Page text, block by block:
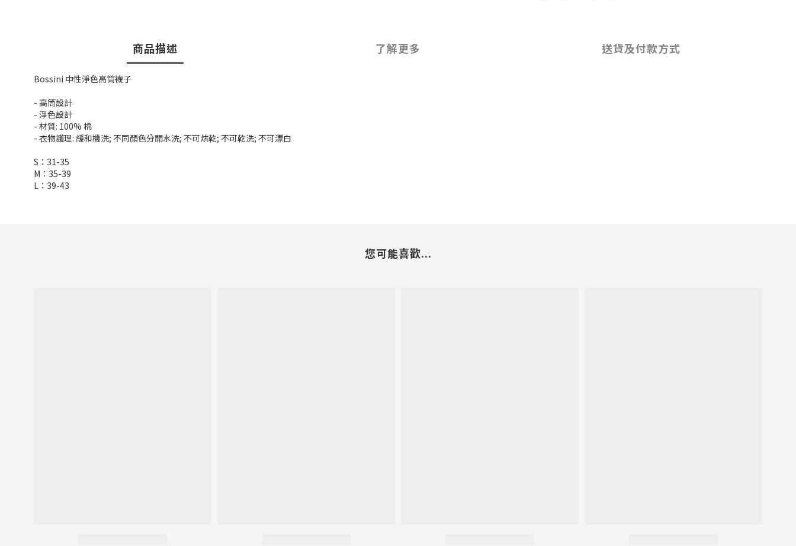
商品描述 了解更多 送貨及付款方式
Bossini 中性淨色高筒襪子
- 高筒設計
- 淨色設計
- 材質: 100% 棉
- 衣物護理: 緩和機洗; 不同顏色分開水洗; 不可烘乾; 不可乾洗; 不可漂白
S：31-35
M：35-39
L：39-43
您可能喜歡...